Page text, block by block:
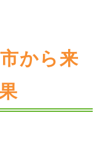
から来